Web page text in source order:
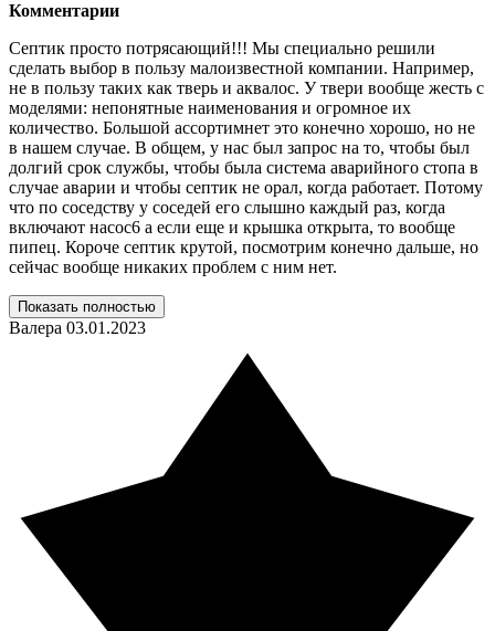
Комментарии
Септик просто потрясающий!!! Мы специально решили
сделать выбор в пользу малоизвестной компании. Например,
не в пользу таких как тверь и аквалос. У твери вообще жесть с
моделями: непонятные наименования и огромное их
количество. Большой ассортимнет это конечно хорошо, но не
в нашем случае. В общем, у нас был запрос на то, чтобы был
долгий срок службы, чтобы была система аварийного стопа в
случае аварии и чтобы септик не орал, когда работает. Потому
что по соседству у соседей его слышно каждый раз, когда
включают насос6 а если еще и крышка открыта, то вообще
пипец. Короче септик крутой, посмотрим конечно дальше, но
сейчас вообще никаких проблем с ним нет.
Показать полностью
Валера 03.01.2023